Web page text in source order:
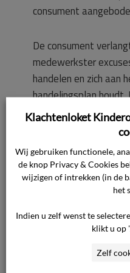
consument
De consument
medewerkster
handelen en zich aan
handelingsplan
consument een
Standpunt van de
Voor het standpunt
de commissie naar
waaronder de brief
commissie van 4
ontvangen nadat de
naar hetgeen hij
Klachtenloket
Wij gebruiken functionele,
de knop Privacy & Cookies
wijzigen of intrekken (in de
het
Indien u zelf wenst te
klikt u op
Zelf